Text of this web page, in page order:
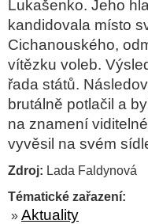
Lukašenko. Jeho
kandidovala místo
Cichanouského,
vítězku voleb.
řada států.
brutálně potlačil a
na znamení
vyvěsil na svém
Zdroj: Lada Faldynová
Tématické zařazení:
» Aktuality